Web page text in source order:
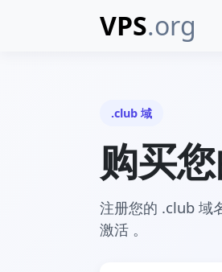
VPS.org
.club 域
购买
注册您的 .club 域
激活 。